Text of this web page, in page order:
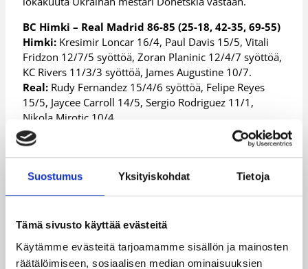
Suostumus Yksityiskohdat Tietoja
Tämä sivusto käyttää evästeitä
Käytämme evästeitä tarjoamamme sisällön ja mainosten
räätälöimiseen, sosiaalisen median ominaisuuksien
BC Himki – Real Madrid 86-85 (25-18, 42-35, 69-55)
Himki: Kresimir Loncar 16/4, Paul Davis 15/5, Vitali
Fridzon 12/7/5 syöttöä, Zoran Planinic 12/4/7 syöttöä,
KC Rivers 11/3/3 syöttöä, James Augustine 10/7.
Real: Rudy Fernandez 15/4/6 syöttöä, Felipe Reyes
15/5, Jaycee Carroll 14/5, Sergio Rodriguez 11/1,
Nikola Mirotic 10/4.
P.Koponen:
Minuutit 14, Pisteet 5 (2p 1-2, 3p 1-2).
Lisätietoja:Ottelutilastot
Päivitetty19.10.2012
Henkilöt